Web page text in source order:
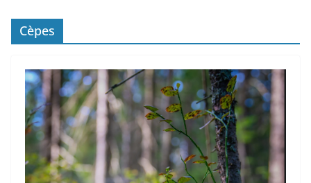
Cèpes